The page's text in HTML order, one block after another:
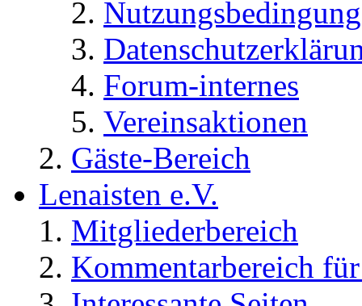
Forum-internes
Vereinsaktionen
Gäste-Bereich
Lenaisten e.V.
Mitgliederbereich
Kommentarbereich